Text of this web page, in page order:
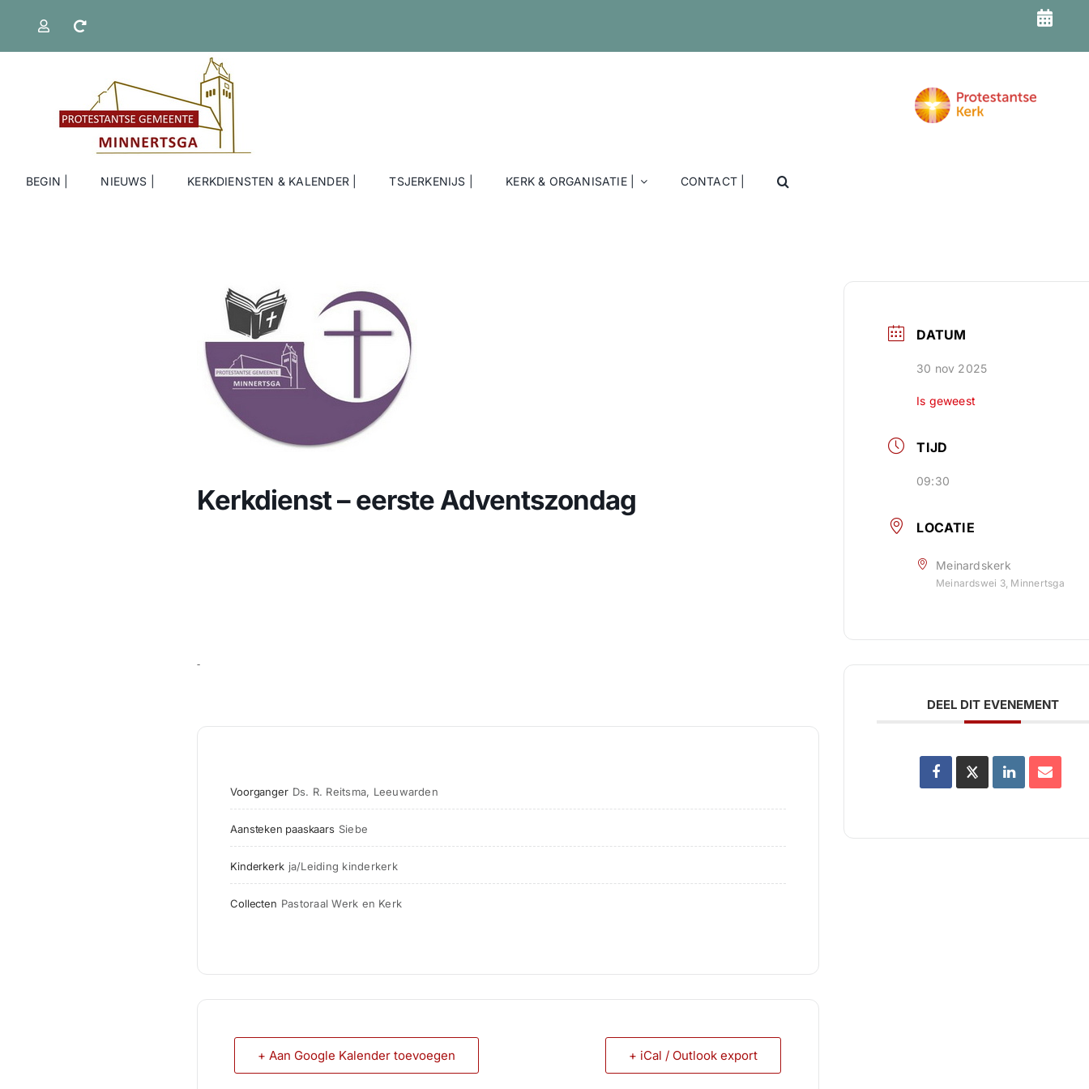
inhoud
BEGIN | NIEUWS | KERKDIENSTEN & KALENDER | TSJERKENIJS | KERK & ORGANISATIE | CONTACT |
Kerkdienst – eerste Adventszondag
Voorganger Ds. R. Reitsma, Leeuwarden
Aansteken paaskaars Siebe
Kinderkerk ja/Leiding kinderkerk
Collecten Pastoraal Werk en Kerk
+ Aan Google Kalender toevoegen + iCal / Outlook export
DATUM
30 nov 2025
Is geweest
TIJD
09:30
LOCATIE
Meinardskerk
Meinardswei 3, Minnertsga
DEEL DIT EVENEMENT